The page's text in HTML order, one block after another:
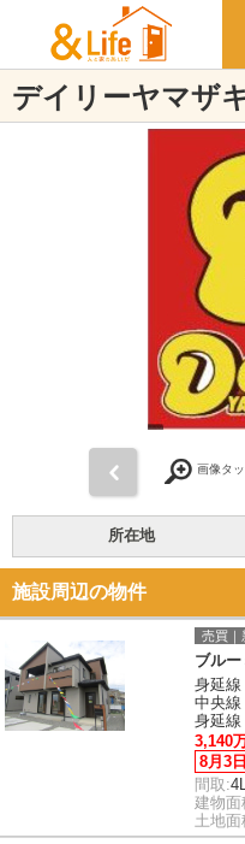
デイリーヤマザ
画像タ
所在地
施設周辺の物件
売買｜
ブル
身延線
中央線
身延線
3,140
8月3
間取:
建物面
土地面